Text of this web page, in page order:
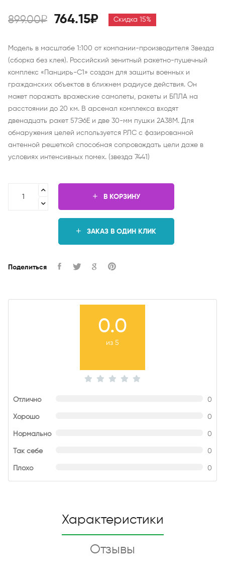
899.00₽ 764.15₽ Скидка 15%
Модель в масштабе 1:100 от компании-производителя Звезда
(сборка без клея). Российский зенитный ракетно-пушечный
комплекс «Панцирь-С1» создан для защиты военных и
гражданских объектов в ближнем радиусе действия. Он
может поражать вражеские самолеты, ракеты и БПЛА на
расстоянии до 20 км. В арсенал комплекса входят
двенадцать ракет 57Э6Е и две 30-мм пушки 2А38М. Для
обнаружения целей используется РЛС с фазированной
антенной решеткой способная сопровождать цели даже в
условиях интенсивных помех. (звезда 7441)
В КОРЗИНУ
ЗАКАЗ В ОДИН КЛИК
Поделиться
0.0
из 5
Отлично 0
Хорошо 0
Нормально 0
Так себе 0
Плохо 0
Характеристики
Отзывы